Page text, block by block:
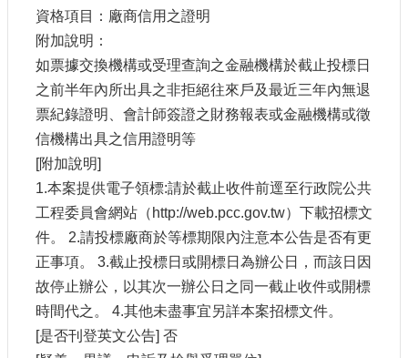
資格項目：廠商信用之證明
附加說明：
如票據交換機構或受理查詢之金融機構於截止投標日
之前半年內所出具之非拒絕往來戶及最近三年內無退
票紀錄證明、會計師簽證之財務報表或金融機構或徵
信機構出具之信用證明等
[附加說明]
1.本案提供電子領標:請於截止收件前逕至行政院公共
工程委員會網站（http://web.pcc.gov.tw）下載招標文
件。 2.請投標廠商於等標期限內注意本公告是否有更
正事項。 3.截止投標日或開標日為辦公日，而該日因
故停止辦公，以其次一辦公日之同一截止收件或開標
時間代之。 4.其他未盡事宜另詳本案招標文件。
[是否刊登英文公告] 否